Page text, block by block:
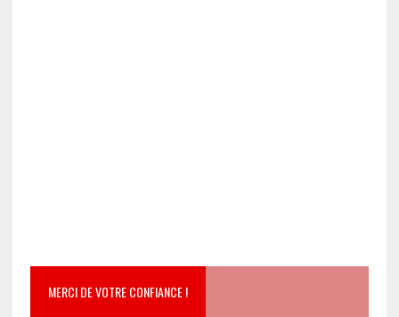
MERCI DE VOTRE CONFIANCE !